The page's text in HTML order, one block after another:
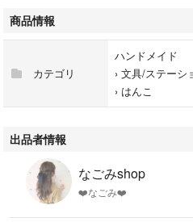
ハンドメイド
カード作り
よろしくお願いします
商品情報
カテゴリ
ハンドメイド
› 文具/ステーシ
› はんこ
出品者情報
なごみshop
❤️なごみ❤️